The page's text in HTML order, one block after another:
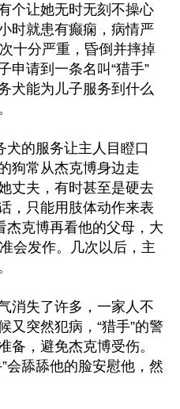
个让她无时无刻不操心
时就患有癫痫，病情严
十分严重，昏倒并摔掉
申请到一条名叫“猎手”
犬能为儿子服务到什么
犬的服务让主人目瞪口
狗常从杰克博身边走
丈夫，有时甚至是硬去
，只能用肢体动作来表
杰克博再看他的父母，大
会发作。几次以后，主
消失了许多，一家人不
又突然犯病，“猎手”的警
备，避免杰克博受伤。
会舔舔他的脸安慰他，然